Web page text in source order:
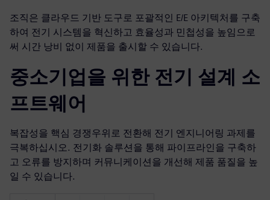
조직은 클라우드 기반 도구로 포괄적인 E/E 아키텍처를 구축
하여 전기 시스템을 혁신하고 효율성과 민첩성을 높임으로
써 시간 낭비 없이 제품을 출시할 수 있습니다.
중소기업을 위한 전기 설계 소
프트웨어
복잡성을 핵심 경쟁우위로 전환해 전기 엔지니어링 과제를
극복하십시오. 전기화 솔루션을 통해 파이프라인을 구축하
고 오류를 방지하며 커뮤니케이션을 개선해 제품 품질을 높
일 수 있습니다.